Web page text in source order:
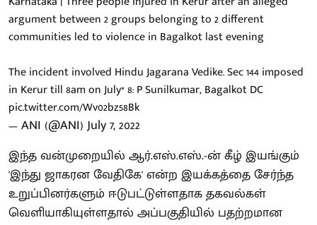
argument between 2 groups belonging to 2 different
communities led to violence in Bagalkot last evening
The incident involved Hindu Jagarana Vedike. Sec 144 imposed
in Kerur till 8am on July* 8: P Sunilkumar, Bagalkot DC
pic.twitter.com/Wv02bz58Bk
— ANI (@ANI)July 7, 2022
இந்த வன்முறையில் ஆர்.எஸ்.எஸ்.-ன் கீழ் இயங்கும்
'இந்து ஜாகரன வேதிகே' என்ற இயக்கத்தை சேர்ந்த
உறுப்பினர்களும் ஈடுபட்டுள்ளதாக தகவல்கள்
வெளியாகியுள்ளதால் அப்பகுதியில் பதற்றமான